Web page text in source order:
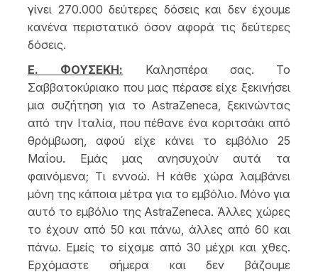
γίνει 270.000 δεύτερες δόσεις και δεν έχουμε
κανένα περιστατικό όσον αφορά τις δεύτερες
δόσεις.
Ε. ΦΟΥΣΕΚΗ: Καλησπέρα σας. Το
Σαββατοκύριακο που μας πέρασε είχε ξεκινήσει
μια συζήτηση για το AstraZeneca, ξεκινώντας
από την Ιταλία, που πέθανε ένα κοριτσάκι από
θρόμβωση, αφού είχε κάνει το εμβόλιο 25
Μαΐου. Εμάς μας ανησυχούν αυτά τα
φαινόμενα; Τι εννοώ. Η κάθε χώρα λαμβάνει
μόνη της κάποια μέτρα για το εμβόλιο. Μόνο για
αυτό το εμβόλιο της AstraZeneca. Άλλες χώρες
το έχουν από 50 και πάνω, άλλες από 60 και
πάνω. Εμείς το είχαμε από 30 μέχρι και χθες.
Ερχόμαστε σήμερα και δεν βάζουμε